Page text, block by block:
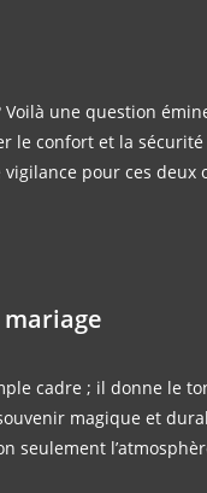
Voilà une question
le confort et la
pour ces
cadre ; il donne le
magique et
seulement